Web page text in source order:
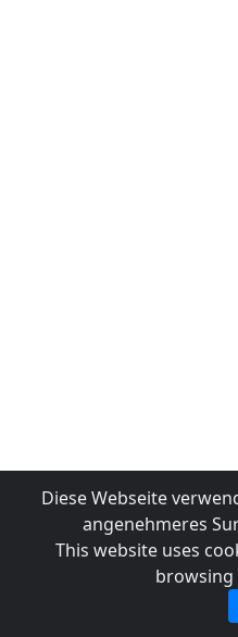
Diese Webseite
angenehmeres
This website uses
browsing